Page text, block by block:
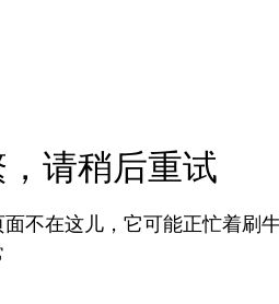
请稍后重试
不在这儿，它可能正忙着刷